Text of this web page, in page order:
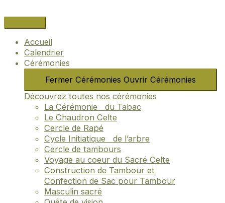
au
contenu
Accueil
Calendrier
Cérémonies
Fermer Cérémonies Ouvrir Cérémonies
Découvrez toutes nos cérémonies
La Cérémonie du Tabac
Le Chaudron Celte
Cercle de Rapé
Cycle Initiatique de l’arbre
Cercle de tambours
Voyage au coeur du Sacré Celte
Construction de Tambour et
Confection de Sac pour Tambour
Masculin sacré
Internet